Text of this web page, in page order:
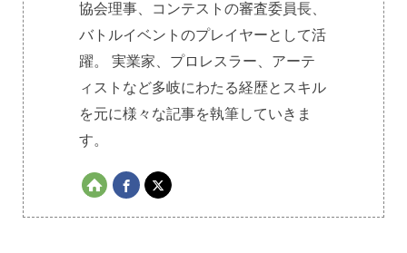
協会理事、コンテストの審査委員長、
バトルイベントのプレイヤーとして活
躍。 実業家、プロレスラー、アーテ
ィストなど多岐にわたる経歴とスキル
を元に様々な記事を執筆していきま
す。